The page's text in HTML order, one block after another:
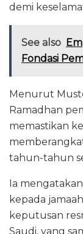
demi
See also
Fondasi
Menurut
Ramadhan
memastikan
tahun-tahun
Ia
kepada
keputusan
Saudi, yang